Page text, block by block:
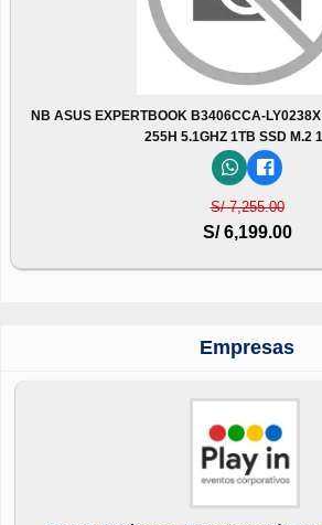
NB ASUS EXPERTBOOK B3406CCA-
255H 5.1GHZ 1TB SSD M.2
S/ 7,255.00
S/ 6,199.00
Empresas